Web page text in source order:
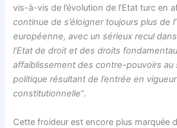
vis-à-vis de l’évolution de l’Etat turc en
continue de s’éloigner toujours plus de
européenne, avec un sérieux recul
l’Etat de droit et des droits
affaiblissement des contre-pouvoirs au
politique résultant de l’entrée en
constitutionnelle”.
Cette froideur est encore plus marquée